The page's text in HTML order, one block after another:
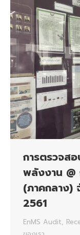
การตรวจส
พลังงาน @
(ภาคกลาง)
2561
EnMS Audit,